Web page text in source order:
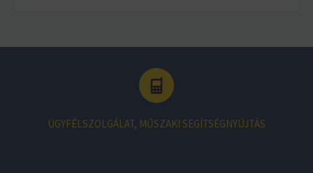
ÜGYFÉLSZOLGÁLAT, MŰSZAKI SEGÍTSÉGNYÚJTÁS